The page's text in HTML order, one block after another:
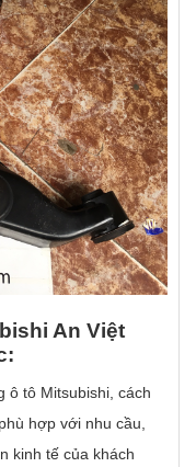
An Việt
tô Mitsubishi, cách
hợp với nhu cầu,
kinh tế của khách